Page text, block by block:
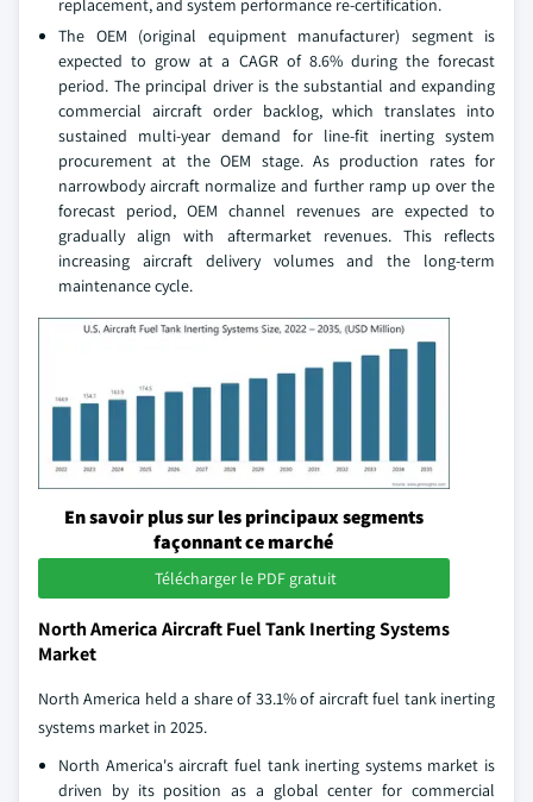
replacement, and system performance re-certification.
The OEM (original equipment manufacturer) segment is
expected to grow at a CAGR of 8.6% during the forecast
period. The principal driver is the substantial and expanding
commercial aircraft order backlog, which translates into
sustained multi-year demand for line-fit inerting system
procurement at the OEM stage. As production rates for
narrowbody aircraft normalize and further ramp up over the
forecast period, OEM channel revenues are expected to
gradually align with aftermarket revenues. This reflects
increasing aircraft delivery volumes and the long-term
maintenance cycle.
En savoir plus sur les principaux segments
façonnant ce marché
Télécharger le PDF gratuit
North America Aircraft Fuel Tank Inerting Systems
Market
North America held a share of 33.1% of aircraft fuel tank inerting
systems market in 2025.
North America's aircraft fuel tank inerting systems market is
driven by its position as a global center for commercial